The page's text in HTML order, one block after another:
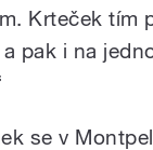
Krteček tím
a pak i na
se v